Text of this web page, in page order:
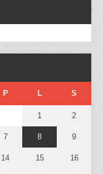
P L S
1 2
7 8 9
14 15 16